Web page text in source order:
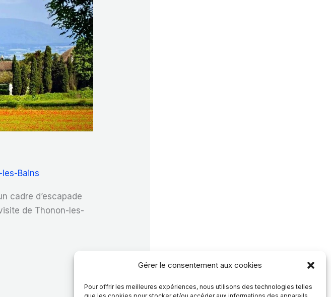
Gérer le consentement aux cookies
Pour offrir les meilleures expériences, nous utilisons des technologies telles
Bains
cadre d’escapade
de Thonon-les-